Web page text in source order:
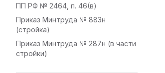
ПП РФ № 2464, п. 46(в)
Приказ Минтруда № 883н
(стройка)
Приказ Минтруда № 287н (в части
стройки)